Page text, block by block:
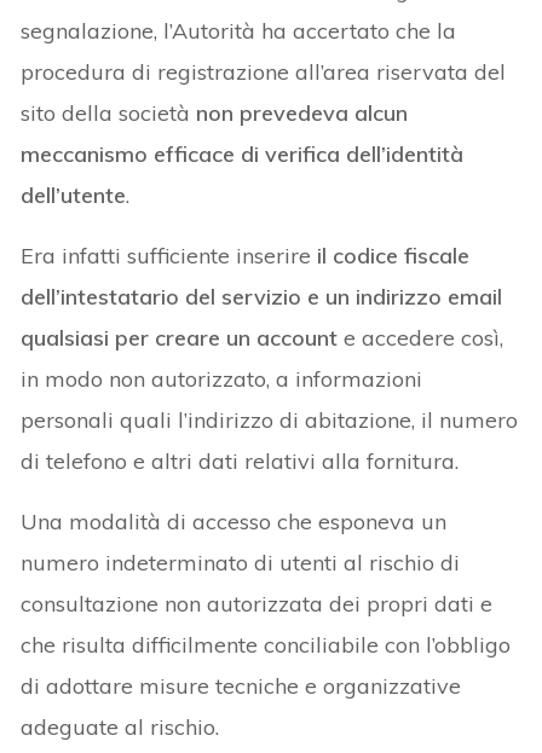
segnalazione, l’Autorità ha accertato che la
procedura di registrazione all’area riservata del
sito della società non prevedeva alcun
meccanismo efficace di verifica dell’identità
dell’utente.
Era infatti sufficiente inserire il codice fiscale
dell’intestatario del servizio e un indirizzo email
qualsiasi per creare un accounte accedere così,
in modo non autorizzato, a informazioni
personali quali l’indirizzo di abitazione, il numero
di telefono e altri dati relativi alla fornitura.
Una modalità di accesso che esponeva un
numero indeterminato di utenti al rischio di
consultazione non autorizzata dei propri dati e
che risulta difficilmente conciliabile con l’obbligo
di adottare misure tecniche e organizzative
adeguate al rischio.